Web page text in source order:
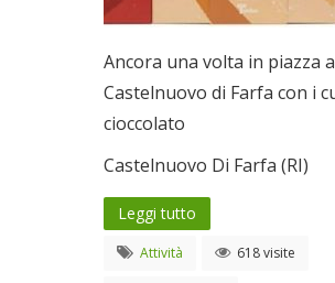
Ancora una volta in piazza a
Castelnuovo di Farfa con i
cioccolato
Castelnuovo Di Farfa (RI)
Leggi tutto
Attività 618 visite